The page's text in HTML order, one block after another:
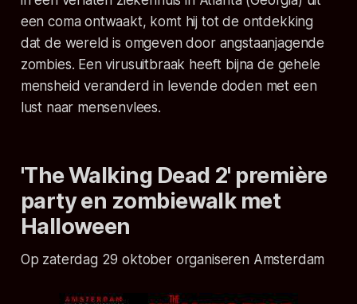
een coma ontwaakt, komt hij tot de ontdekking
dat de wereld is omgeven door angstaanjagende
zombies. Een virusuitbraak heeft bijna de gehele
mensheid veranderd in levende doden met een
lust naar mensenvlees.
'The Walking Dead 2' première
party en zombiewalk met
Halloween
Op zaterdag 29 oktober organiseren Amsterdam